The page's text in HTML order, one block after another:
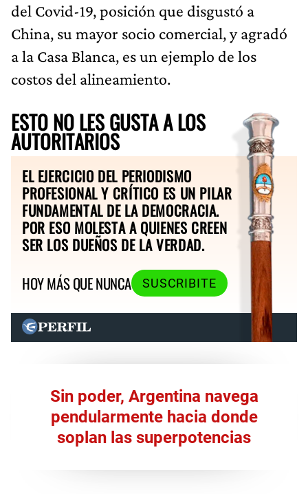
del Covid-19, posición que disgustó a
China, su mayor socio comercial, y agradó
a la Casa Blanca, es un ejemplo de los
costos del alineamiento.
ESTO NO LES GUSTA A LOS
AUTORITARIOS
EL EJERCICIO DEL PERIODISMO
PROFESIONAL Y CRÍTICO ES UN PILAR
FUNDAMENTAL DE LA DEMOCRACIA.
POR ESO MOLESTA A QUIENES CREEN
SER LOS DUEÑOS DE LA VERDAD.
HOY MÁS QUE NUNCA
SUSCRIBITE
Sin poder, Argentina navega
pendularmente hacia donde
soplan las superpotencias